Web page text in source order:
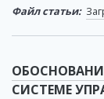
Файл статьи:
СИСТЕМЕ